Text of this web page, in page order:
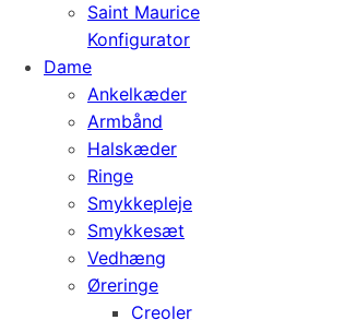
Saint Maurice
Konfigurator
Dame
Ankelkæder
Armbånd
Halskæder
Ringe
Smykkepleje
Smykkesæt
Vedhæng
Øreringe
Creoler